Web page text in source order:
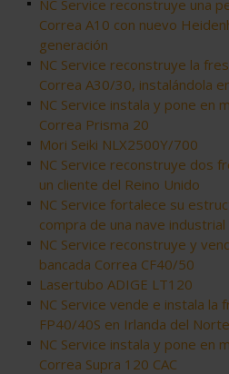
NC Service reconstruye una
Correa A10 con nuevo
generación
NC Service reconstruye la
Correa A30/30, instalándola
NC Service instala y pone en
Correa Prisma 20
Mori Seiki NLX2500Y/700
NC Service reconstruye dos
un cliente del Reino Unido
NC Service fortalece su
compra de una nave industrial
NC Service reconstruye y
bancada Correa CF40/50
Lasertubo ADIGE LT120
NC Service vende e instala la
FP40/40S en Irlanda del Norte
NC Service instala y pone en
Correa Supra 120 CAC